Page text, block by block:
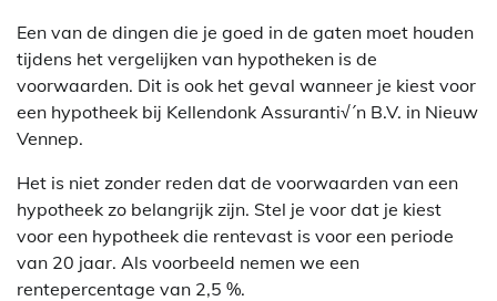
Een van de dingen die je goed in de gaten moet houden
tijdens het vergelijken van hypotheken is de
voorwaarden. Dit is ook het geval wanneer je kiest voor
een hypotheek bij Kellendonk Assuranti√´n B.V. in Nieuw
Vennep.
Het is niet zonder reden dat de voorwaarden van een
hypotheek zo belangrijk zijn. Stel je voor dat je kiest
voor een hypotheek die rentevast is voor een periode
van 20 jaar. Als voorbeeld nemen we een
rentepercentage van 2,5 %.